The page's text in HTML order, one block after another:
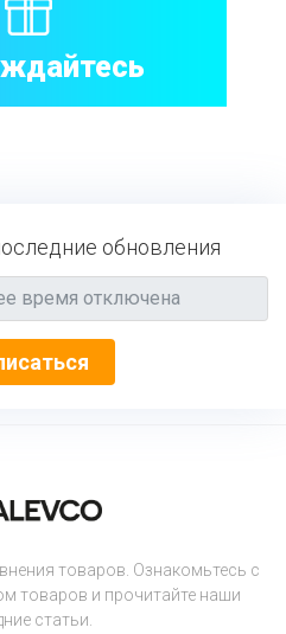
обновления
товаров. Ознакомьтесь с
товаров и прочитайте наши
статьи.